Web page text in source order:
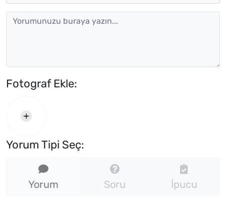
Fotograf Ekle:
Yorum Tipi Seç:
Yorum Soru İpucu